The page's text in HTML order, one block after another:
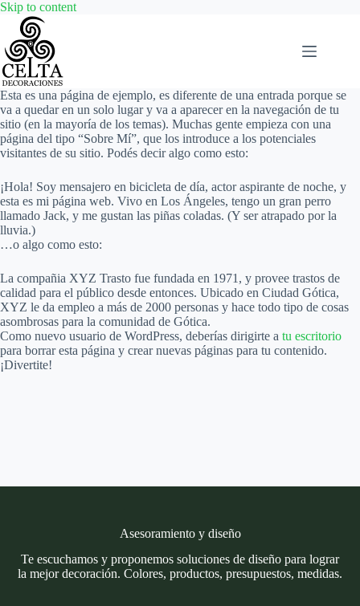
Skip to contentSkip
Esta es una página de ejemplo, es diferente de una entrada porque se
va a quedar en un solo lugar y va a aparecer en la navegación de tu
sitio (en la mayoría de los temas). Muchas gente empieza con una
página del tipo “Sobre Mí”, que los introduce a los potenciales
visitantes de su sitio. Podés decir algo como esto:
¡Hola! Soy mensajero en bicicleta de día, actor aspirante de noche, y
esta es mi página web. Vivo en Los Ángeles, tengo un gran perro
llamado Jack, y me gustan las piñas coladas. (Y ser atrapado por la
lluvia.)
…o algo como esto:
La compañia XYZ Trasto fue fundada en 1971, y provee trastos de
calidad para el público desde entonces. Ubicado en Ciudad Gótica,
XYZ le da empleo a más de 2000 personas y hace todo tipo de cosas
asombrosas para la comunidad de Gótica.
Como nuevo usuario de WordPress, deberías dirigirte a tu escritorio
para borrar esta página y crear nuevas páginas para tu contenido.
¡Divertite!
Asesoramiento y diseño
Te escuchamos y proponemos soluciones de diseño para lograr
la mejor decoración. Colores, productos, presupuestos, medidas.